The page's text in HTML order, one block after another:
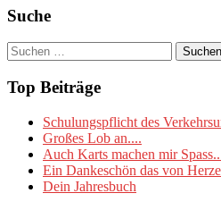
Suche
Suchen
nach:
Top Beiträge
Schulungspflicht des
Großes Lob an....
Auch Karts machen mir
Ein Dankeschön das von
Dein Jahresbuch